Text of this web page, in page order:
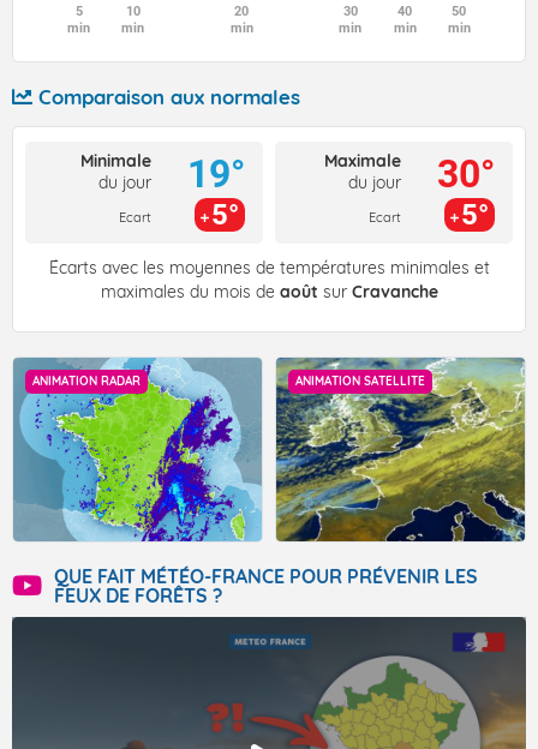
5
min
10
min
20
min
30
min
40
min
50
min
Comparaison aux normales
Minimale
du jour
Ecart
19°
5°
Maximale
du jour
Ecart
30°
5°
Écarts avec les moyennes de températures minimales et
maximales du mois de août sur Cravanche
ANIMATION RADAR ANIMATION SATELLITE
QUE FAIT MÉTÉO-FRANCE POUR PRÉVENIR LES
FEUX DE FORÊTS ?